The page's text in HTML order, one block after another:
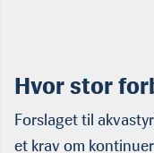
Hvor stor
Forslaget til
et krav om